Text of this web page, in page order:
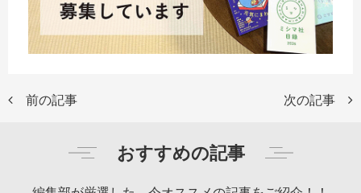
前の記事 次の記事
おすすめの記事